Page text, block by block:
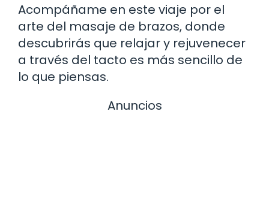
Acompáñame en este viaje por el
arte del masaje de brazos, donde
descubrirás que relajar y rejuvenecer
a través del tacto es más sencillo de
lo que piensas.
Anuncios